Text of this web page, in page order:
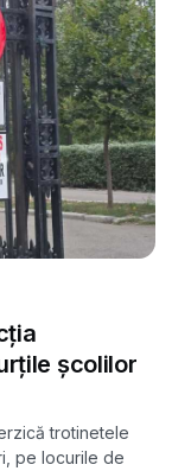
școlilor
trotinetele
pe locurile de